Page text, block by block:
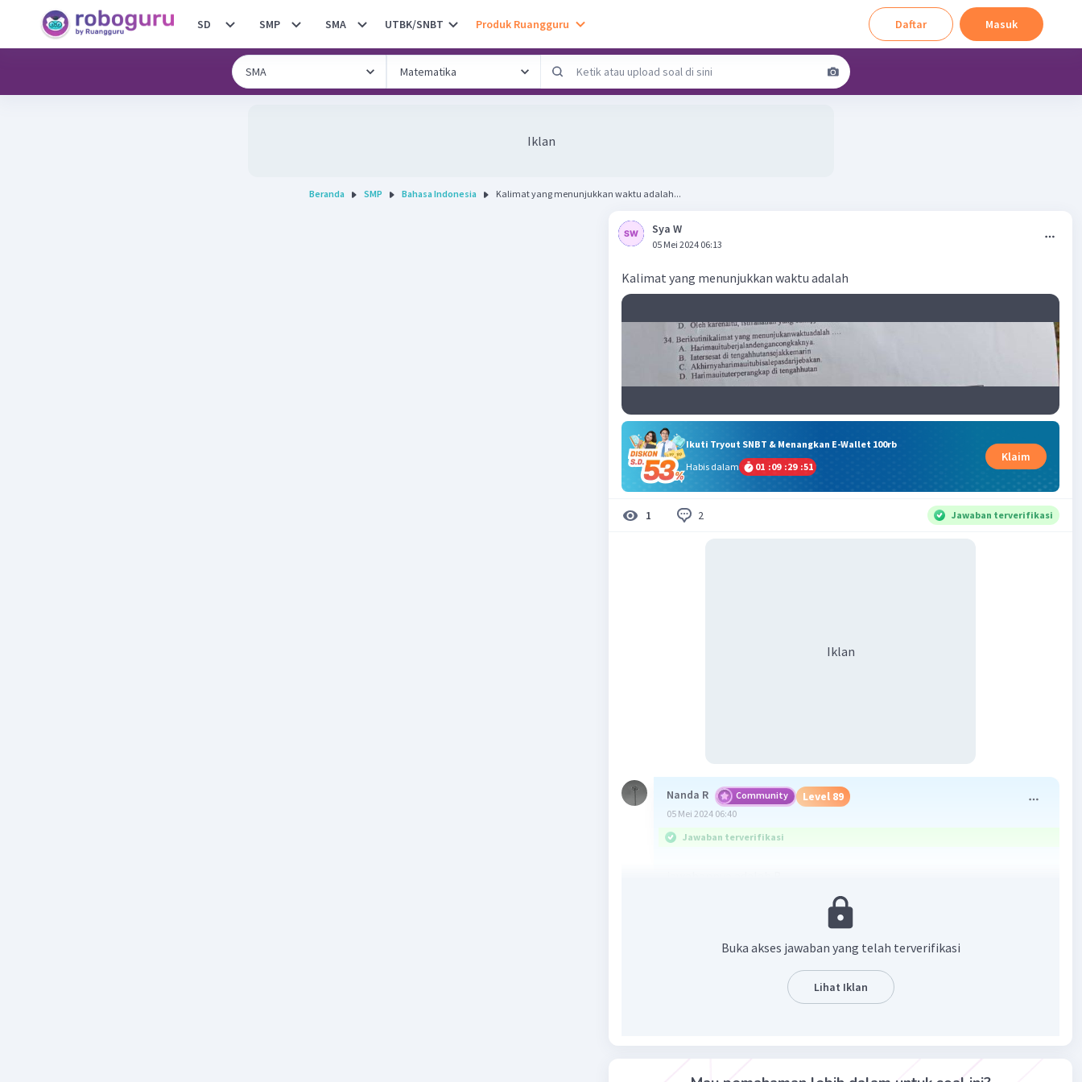
SD SMP SMA UTBK/SNBT Produk Ruangguru Daftar Masuk
Iklan
Beranda SMP Bahasa Indonesia Kalimat yang menunjukkan waktu adalah...
Sya W
05 Mei 2024 06:13
Kalimat yang menunjukkan waktu adalah
Ikuti Tryout SNBT & Menangkan E-Wallet 100rb
Habis dalam
01 :09 :29 :50
Klaim
1 2 Jawaban terverifikasi
Iklan
Nanda R Community Level 89
05 Mei 2024 06:40
Jawaban terverifikasi
Kalimat yang menunjukkan waktu biasanya mengandung kata-kata
atau frasa-frasa yang menandakan waktu tertentu atau urutan
kejadian. Berikut adalah beberapa contoh:
"Pada pagi hari, kami pergi ke pasar untuk berbelanja."
"Setelah makan siang, kami berkumpul di ruang keluarga."
"Sebelum pergi tidur, saya selalu membaca buku."
Buka akses jawaban yang telah terverifikasi
Lihat Iklan